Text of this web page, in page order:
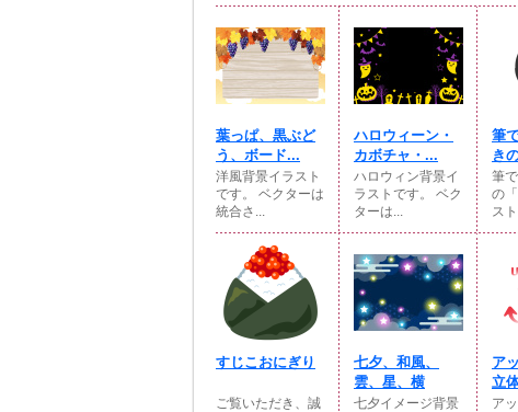
葉っぱ、黒ぶど
う、ボード...
洋風背景イラスト
です。 ベクターは
統合さ...
ハロウィーン・
カボチャ・...
ハロウィン背景イ
ラストです。 ベク
ターは...
筆
き
筆
の
ス
すじこおにぎり
ご覧いただき、誠
七夕、和風、
雲、星、横
七夕イメージ背景
ア
立
ア